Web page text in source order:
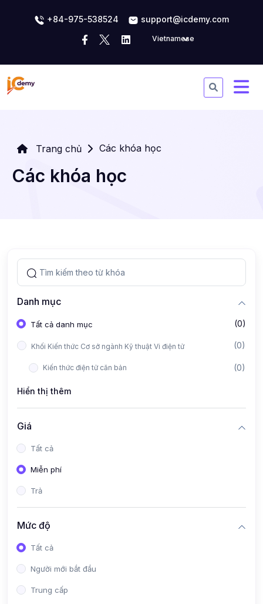
+84-975-538524 support@icdemy.com
Vietnamese
Trang chủ Các khóa học
Các khóa học
Danh mục
Tất cả danh mục (0)
Khối Kiến thức Cơ sở ngành Kỹ thuật Vi điện tử (0)
Kiến thức điện tử căn bản (0)
Hiển thị thêm
Giá
Tất cả
Miễn phí
Trả
Mức độ
Tất cả
Người mới bắt đầu
Trung cấp